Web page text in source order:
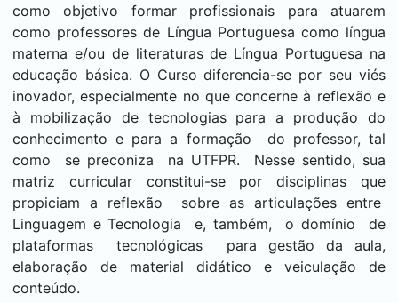
como objetivo formar profissionais para atuarem
como professores de Língua Portuguesa como língua
materna e/ou de literaturas de Língua Portuguesa na
educação básica. O Curso diferencia-se por seu viés
inovador, especialmente no que concerne à reflexão e
à mobilização de tecnologias para a produção do
conhecimento e para a formação do professor, tal
como se preconiza na UTFPR. Nesse sentido, sua
matriz curricular constitui-se por disciplinas que
propiciam a reflexão sobre as articulações entre
Linguagem e Tecnologia e, também, o domínio de
plataformas tecnológicas para gestão da aula,
elaboração de material didático e veiculação de
conteúdo.